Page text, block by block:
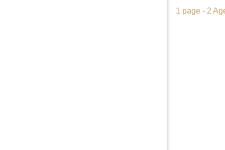
1 page - 2